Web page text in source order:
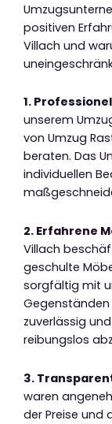
positiven
Villach und
1.
unserem
von Umzug
beraten. Das
individuellen
2. Erfahrene
Villach
geschulte
sorgfältig mit
Gegenständen
zuverlässig
reibungslos
3.
waren
der Preise und